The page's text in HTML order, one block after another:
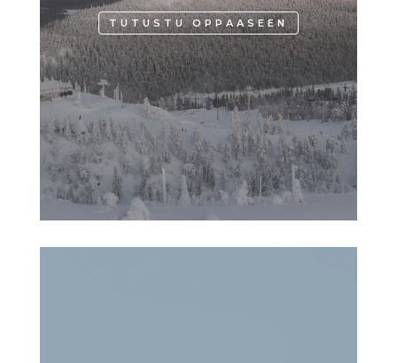
TUTUSTU OPPAASEEN